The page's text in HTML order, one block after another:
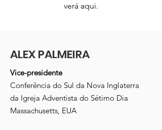
verá aqui.
ALEX PALMEIRA
Vice-presidente
Conferência do Sul da Nova Inglaterra
da Igreja Adventista do Sétimo Dia
Massachusetts, EUA